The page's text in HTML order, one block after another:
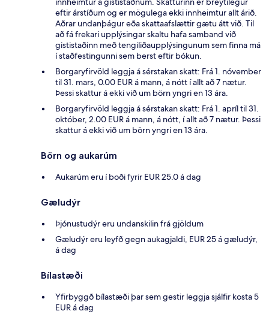
eftir árstíðum og er mögulega ekki innheimtur allt árið.
Aðrar undanþágur eða skattaafslættir gætu átt við. Til
að fá frekari upplýsingar skaltu hafa samband við
gististaðinn með tengiliðaupplýsingunum sem finna má
í staðfestingunni sem berst eftir bókun.
Borgaryfirvöld leggja á sérstakan skatt: Frá 1. nóvember
til 31. mars, 0.00 EUR á mann, á nótt í allt að 7 nætur.
Þessi skattur á ekki við um börn yngri en 13 ára.
Borgaryfirvöld leggja á sérstakan skatt: Frá 1. apríl til 31.
október, 2.00 EUR á mann, á nótt, í allt að 7 nætur. Þessi
skattur á ekki við um börn yngri en 13 ára.
Börn og aukarúm
Aukarúm eru í boði fyrir EUR 25.0 á dag
Gæludýr
Þjónustudýr eru undanskilin frá gjöldum
Gæludýr eru leyfð gegn aukagjaldi, EUR 25 á gæludýr,
á dag
Bílastæði
Yfirbyggð bílastæði þar sem gestir leggja sjálfir kosta 5
EUR á dag